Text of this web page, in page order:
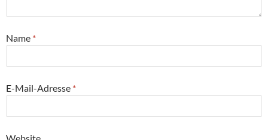
Name *
E-Mail-Adresse *